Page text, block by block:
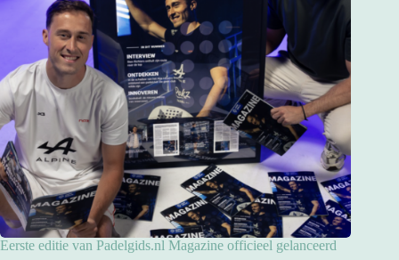
Eerste editie van Padelgids.nl Magazine officieel gelanceerd